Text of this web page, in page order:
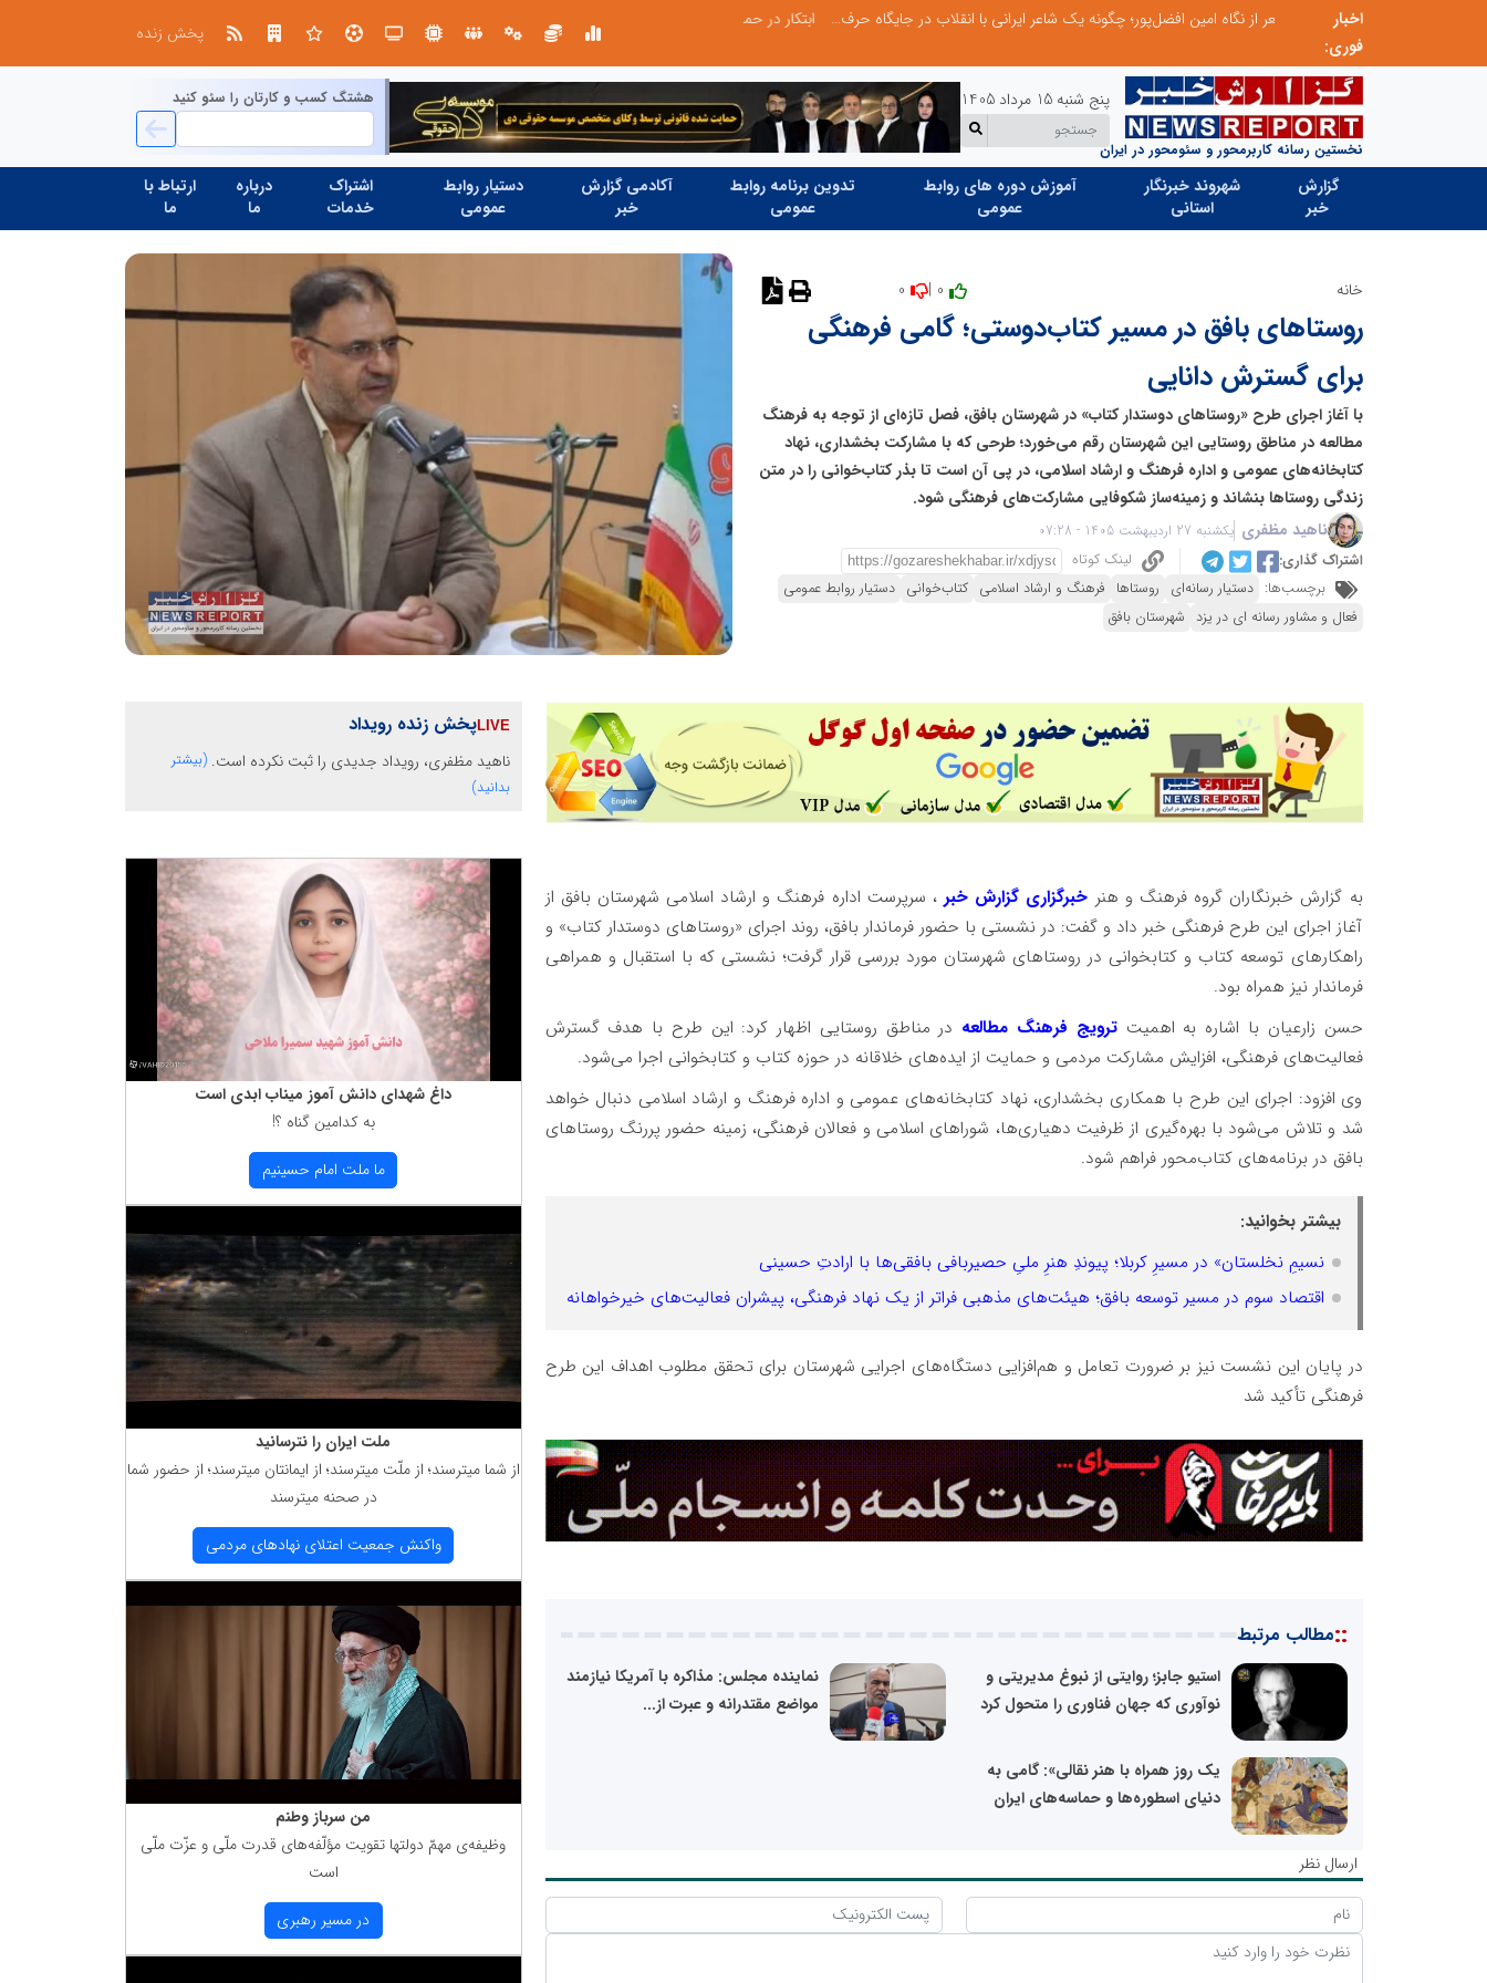
اخبار
فوری:
ابتکار در حمایت از باشگاه‌ها و خلاقیت در توسعه ورزش همگانی؛ کلید طلایی پیشرفت ورزش کشور
پخش زنده
نخستین رسانه کاربرمحور و سئومحور در ایران
پنج شنبه 15 مرداد 1405 هشتگ کسب و کارتان را سئو کنید
گزارش
خبر
شهروند خبرنگار
استانی
آموزش دوره های روابط
عمومی
تدوین برنامه روابط
عمومی
آکادمی گزارش
خبر
دستیار روابط
عمومی
اشتراک
خدمات
درباره
ما
ارتباط با
ما
خانه
روستاهای بافق در مسیر کتاب‌دوستی؛ گامی فرهنگی
برای گسترش دانایی
با آغاز اجرای طرح «روستاهای دوستدار کتاب» در شهرستان بافق، فصل تازه‌ای از توجه به فرهنگ
مطالعه در مناطق روستایی این شهرستان رقم می‌خورد؛ طرحی که با مشارکت بخشداری، نهاد
کتابخانه‌های عمومی و اداره فرهنگ و ارشاد اسلامی، در پی آن است تا بذر کتاب‌خوانی را در متن
زندگی روستاها بنشاند و زمینه‌ساز شکوفایی مشارکت‌های فرهنگی شود.
ناهید مظفری یکشنبه 27 اردیبهشت 1405 - 07:28
اشتراک گذاری:
لینک کوتاه
برچسب‌ها: دستیار رسانه‌ای روستاها فرهنگ و ارشاد اسلامی کتاب‌خوانی دستیار روابط عمومی
فعال و مشاور رسانه ای در یزد شهرستان بافق
به گزارش خبرنگاران گروه فرهنگ و هنر خبرگزاری گزارش خبر ، سرپرست اداره فرهنگ و ارشاد اسلامی شهرستان بافق از
آغاز اجرای این طرح فرهنگی خبر داد و گفت: در نشستی با حضور فرماندار بافق، روند اجرای «روستاهای دوستدار کتاب» و
راهکارهای توسعه کتاب و کتابخوانی در روستاهای شهرستان مورد بررسی قرار گرفت؛ نشستی که با استقبال و همراهی
فرماندار نیز همراه بود.
حسن زارعیان با اشاره به اهمیت ترویج فرهنگ مطالعه در مناطق روستایی اظهار کرد: این طرح با هدف گسترش
فعالیت‌های فرهنگی، افزایش مشارکت مردمی و حمایت از ایده‌های خلاقانه در حوزه کتاب و کتابخوانی اجرا می‌شود.
وی افزود: اجرای این طرح با همکاری بخشداری، نهاد کتابخانه‌های عمومی و اداره فرهنگ و ارشاد اسلامی دنبال خواهد
شد و تلاش می‌شود با بهره‌گیری از ظرفیت دهیاری‌ها، شوراهای اسلامی و فعالان فرهنگی، زمینه حضور پررنگ روستاهای
بافق در برنامه‌های کتاب‌محور فراهم شود.
بیشتر بخوانید:
نسیمِ نخلستان» در مسیرِ کربلا؛ پیوندِ هنرِ ملیِ حصیربافی بافقی‌ها با ارادتِ حسینی
اقتصاد سوم در مسیر توسعه بافق؛ هیئت‌های مذهبی فراتر از یک نهاد فرهنگی، پیشران فعالیت‌های خیرخواهانه
در پایان این نشست نیز بر ضرورت تعامل و هم‌افزایی دستگاه‌های اجرایی شهرستان برای تحقق مطلوب اهداف این طرح
فرهنگی تأکید شد
::مطالب مرتبط
استیو جابز؛ روایتی از نبوغ مدیریتی و
نوآوری که جهان فناوری را متحول کرد
نماینده مجلس: مذاکره با آمریکا نیازمند
مواضع مقتدرانه و عبرت از...
یک روز همراه با هنر نقالی»: گامی به
دنیای اسطوره‌ها و حماسه‌های ایران
ارسال نظر
پخش زنده رویداد
ناهید مظفری، رویداد جدیدی را ثبت نکرده است. (بیشتر
بدانید)
داغ شهدای دانش آموز میناب ابدی است
به كدامین گناه ؟!
ما ملت امام حسینیم
ملت ایران را نترسانید
از شما میترسند؛ از ملّت میترسند؛ از ایمانتان میترسند؛ از حضور شما
در صحنه میترسند
واكنش جمعیت اعتلای نهادهای مردمی
من سرباز وطنم
وظیفه‌ی مهمّ دولتها تقویت مؤلّفه‌های قدرت ملّی و عزّت ملّی
است
در مسیر رهبری